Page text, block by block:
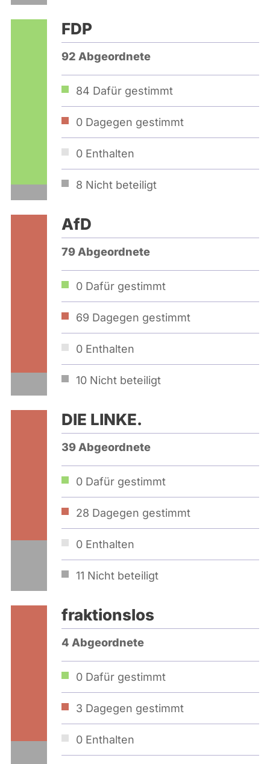
FDP
92 Abgeordnete
84 Dafür gestimmt
0 Dagegen gestimmt
0 Enthalten
8 Nicht beteiligt
AfD
79 Abgeordnete
0 Dafür gestimmt
69 Dagegen gestimmt
0 Enthalten
10 Nicht beteiligt
DIE LINKE.
39 Abgeordnete
0 Dafür gestimmt
28 Dagegen gestimmt
0 Enthalten
11 Nicht beteiligt
fraktionslos
4 Abgeordnete
0 Dafür gestimmt
3 Dagegen gestimmt
0 Enthalten